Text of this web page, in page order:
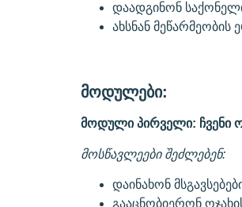
დაადგინონ
ახსნან
მოდულები:
მოდული პირველი: ჩვენი
მოსწავლეები შეძლებენ:
დაინახონ
გააცნობიერონ